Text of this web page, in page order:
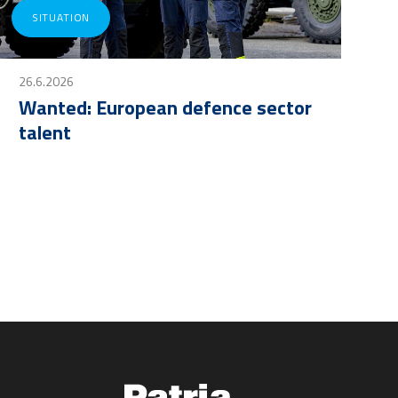
SITUATION
26.6.2026
Wanted: European defence sector
talent